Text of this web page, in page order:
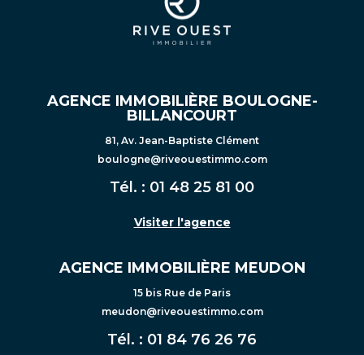
AGENCE IMMOBILIÈRE BOULOGNE-
BILLANCOURT
81, Av. Jean-Baptiste Clément
boulogne@riveouestimmo.com
Tél. : 01 48 25 81 00
Visiter l'agence
AGENCE IMMOBILIÈRE MEUDON
15 bis Rue de Paris
meudon@riveouestimmo.com
Tél. : 01 84 76 26 76